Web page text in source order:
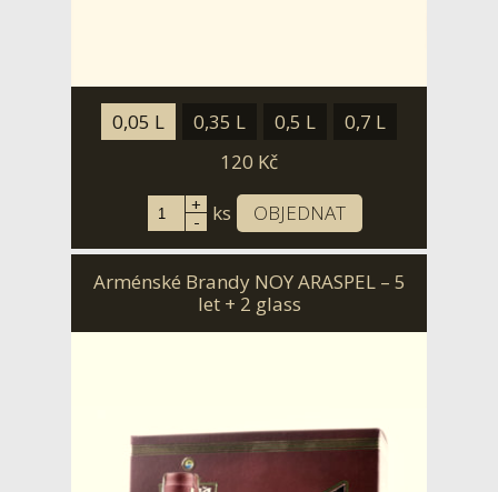
0,05 L 0,35 L 0,5 L
0,7 L
120 Kč
+
- ks OBJEDNAT
Arménské Brandy NOY ARASPEL – 5
let + 2 glass